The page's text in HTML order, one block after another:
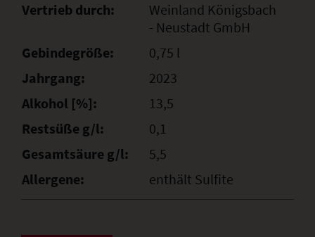
Vertrieb durch:
Weinland Königsbach
- Neustadt GmbH
Gebindegröße:
0,75 l
Jahrgang:
2023
Alkohol [%]:
13,5
Restsüße g/l:
0,1
Gesamtsäure g/l:
5,5
Allergene:
enthält Sulfite